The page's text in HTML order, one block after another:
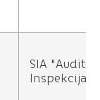
SIA
Inspekcija